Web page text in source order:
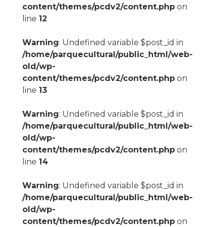
content/themes/pcdv2/content.phpon
line 12
Warning: Undefined variable $post_id in
/home/parquecultural/public_html/web-
old/wp-
content/themes/pcdv2/content.phpon
line 13
Warning: Undefined variable $post_id in
/home/parquecultural/public_html/web-
old/wp-
content/themes/pcdv2/content.phpon
line 14
Warning: Undefined variable $post_id in
/home/parquecultural/public_html/web-
old/wp-
content/themes/pcdv2/content.phpon